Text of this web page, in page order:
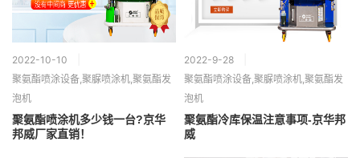
2022-10-10
聚氨酯喷涂设备,聚脲喷涂机,聚氨酯发
泡机
聚氨酯喷涂机多少钱一台?京华
邦威厂家直销！
2022-9-28
聚氨酯喷涂设备,聚脲喷涂机,聚氨酯发
泡机
聚氨酯冷库保温注意事项-京华邦
威